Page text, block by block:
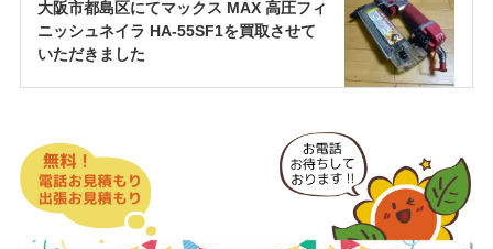
大阪市都島区にてマックス MAX 高圧フィ
ニッシュネイラ HA-55SF1を買取させて
いただきました